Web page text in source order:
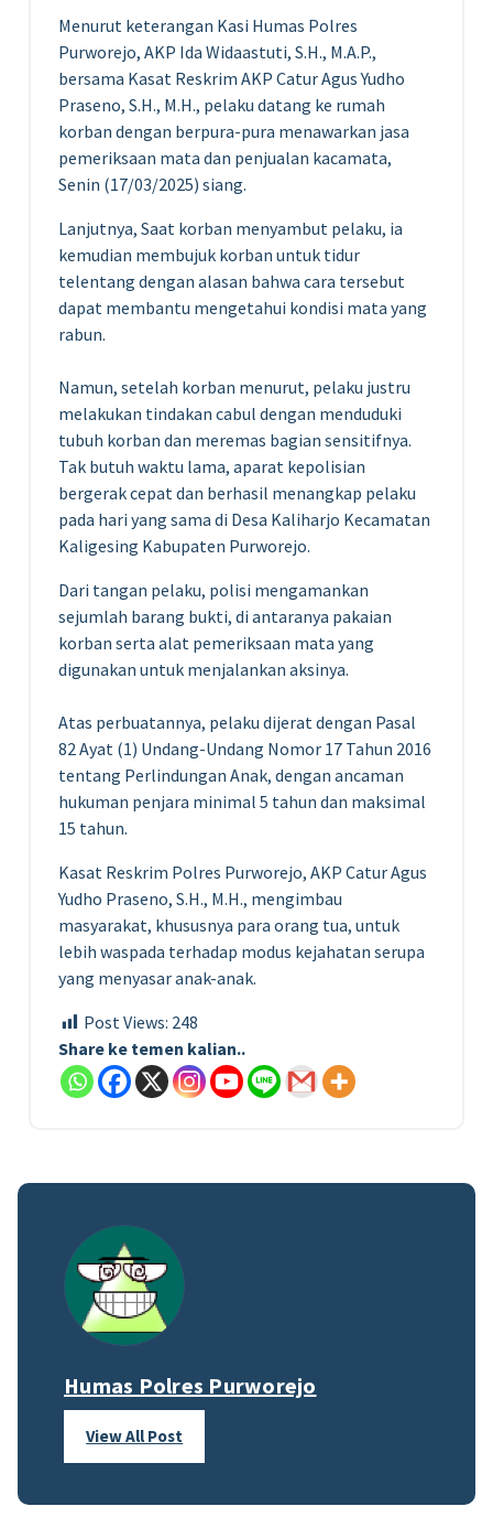
Menurut keterangan Kasi Humas Polres
Purworejo, AKP Ida Widaastuti, S.H., M.A.P.,
bersama Kasat Reskrim AKP Catur Agus Yudho
Praseno, S.H., M.H., pelaku datang ke rumah
korban dengan berpura-pura menawarkan jasa
pemeriksaan mata dan penjualan kacamata,
Senin (17/03/2025) siang.
Lanjutnya, Saat korban menyambut pelaku, ia
kemudian membujuk korban untuk tidur
telentang dengan alasan bahwa cara tersebut
dapat membantu mengetahui kondisi mata yang
rabun.
Namun, setelah korban menurut, pelaku justru
melakukan tindakan cabul dengan menduduki
tubuh korban dan meremas bagian sensitifnya.
Tak butuh waktu lama, aparat kepolisian
bergerak cepat dan berhasil menangkap pelaku
pada hari yang sama di Desa Kaliharjo Kecamatan
Kaligesing Kabupaten Purworejo.
Dari tangan pelaku, polisi mengamankan
sejumlah barang bukti, di antaranya pakaian
korban serta alat pemeriksaan mata yang
digunakan untuk menjalankan aksinya.
Atas perbuatannya, pelaku dijerat dengan Pasal
82 Ayat (1) Undang-Undang Nomor 17 Tahun 2016
tentang Perlindungan Anak, dengan ancaman
hukuman penjara minimal 5 tahun dan maksimal
15 tahun.
Kasat Reskrim Polres Purworejo, AKP Catur Agus
Yudho Praseno, S.H., M.H., mengimbau
masyarakat, khususnya para orang tua, untuk
lebih waspada terhadap modus kejahatan serupa
yang menyasar anak-anak.
Post Views: 248
Share ke temen kalian..
Humas Polres Purworejo
View All Post